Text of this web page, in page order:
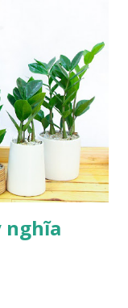
phố lớn. Người
quý hiếm này
hệ người Ê Đê
như Buôn Ma
rừng nằm xen kẽ
Ama Jeny (47
nói với chúng tôi
nghĩa